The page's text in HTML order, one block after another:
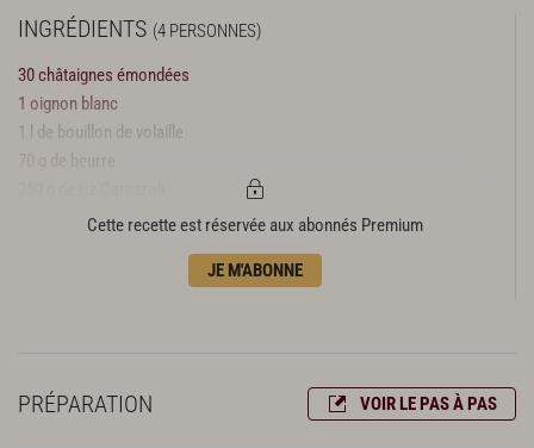
INGRÉDIENTS (4 PERSONNES)
30 châtaignes émondées
1 oignon blanc
1 l de bouillon de volaille
70 g de beurre
1 grain de poivre long
4 fines tranches de pancetta
fleur de sel
sel, poivre
Cette recette est réservée aux abonnés Premium
JE M'ABONNE
PRÉPARATION VOIR LE PAS À PAS